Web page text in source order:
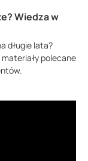
Wiedza w
długie lata?
polecane